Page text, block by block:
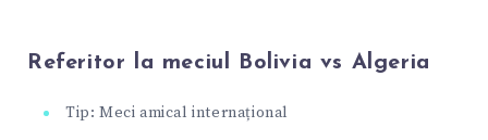
Referitor la meciul Bolivia vs Algeria
Tip: Meci amical internațional